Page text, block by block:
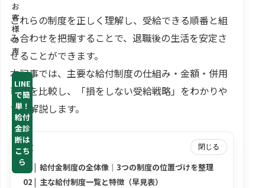
お
客
様
の
声
LINE
で簡
単！
給付
金診
断は
こち
ら
これらの制度を正しく理解し、受給できる順番と組
み合わせを把握することで、退職後の生活を安定さ
せることができます。
本記事では、主要な給付制度の仕組み・金額・併用
可否を比較し、「損をしない受給戦略」をわかりや
すく解説します。
目次 閉じる
給付金制度の全体像｜3つの制度の位置づけを整理
主な給付制度一覧と特徴（早見表）